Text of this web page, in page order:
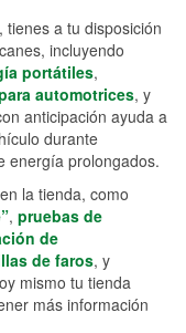
tienes a tu disposición
incluyendo
portátiles,
automotrices, y
anticipación ayuda a
durante
energía prolongados.
la tienda, como
, pruebas de
de
de faros, y
mismo tu tienda
más información